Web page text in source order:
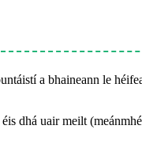
a bhaineann le
dhá uair meilt